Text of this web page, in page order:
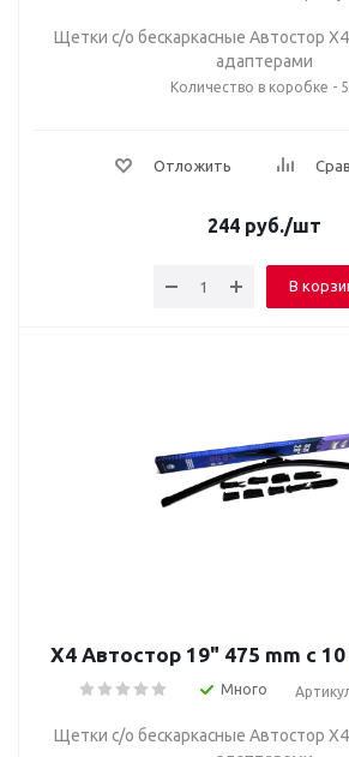
Щетки с/о бескаркасные Автостор
адаптерами
Количество в коробке -
Отложить
244 руб./шт
В
Х4 Автостор 19" 475 mm c
Много
Щетки с/о бескаркасные Автостор